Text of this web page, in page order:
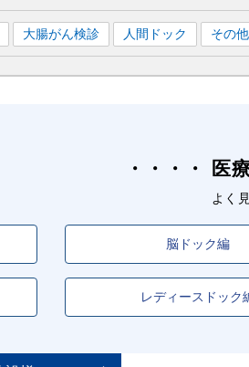
大腸がん検診 人間ドック その
医
よく
脳ドック編
レディースドック